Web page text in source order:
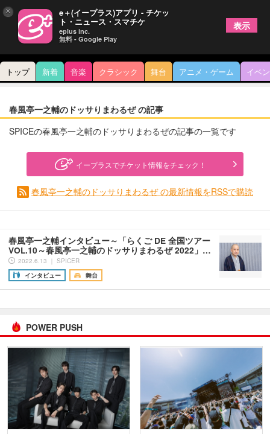
トップ 新着 音楽 クラシック 舞台 アニメ・ゲーム イベ
春風亭一之輔のドッサりまわるぜ の記事
SPICEの春風亭一之輔のドッサりまわるぜの記事の一覧です
イープラスでチケット情報をチェック！
春風亭一之輔のドッサりまわるぜ の最新情報をRSSで購読
春風亭一之輔インタビュー～「らくご DE 全国ツアー
VOL.10～春風亭一之輔のドッサりまわるぜ 2022」…
2022.6.13 ｜ SPICER
インタビュー
舞台
POWER PUSH
× e＋(イープラス)アプリ - チケッ
ト・ニュース・スマチケ
eplus inc.
無料 - Google Play
表示